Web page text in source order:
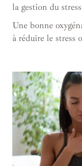
la gestion du
Une bonne
à réduire le stress